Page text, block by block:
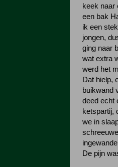
keek naar
een bak
ik een
jongen,
ging naar
wat extra
werd het
Dat hielp,
buikwand
deed echt
ketspartij,
we in
De pijn